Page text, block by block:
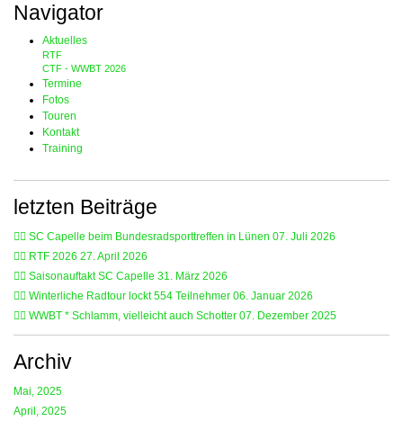
Navigator
Aktuelles
RTF
CTF - WWBT 2026
Termine
Fotos
Touren
Kontakt
Training
letzten Beiträge
🚴‍♂️ SC Capelle beim Bundesradsporttreffen in Lünen 07. Juli 2026
🚴‍♂️ RTF 2026 27. April 2026
🚴‍♂️ Saisonauftakt SC Capelle 31. März 2026
🚴‍♂️ Winterliche Radtour lockt 554 Teilnehmer 06. Januar 2026
🚴‍♂️ WWBT * Schlamm, vielleicht auch Schotter 07. Dezember 2025
Archiv
Mai, 2025
April, 2025